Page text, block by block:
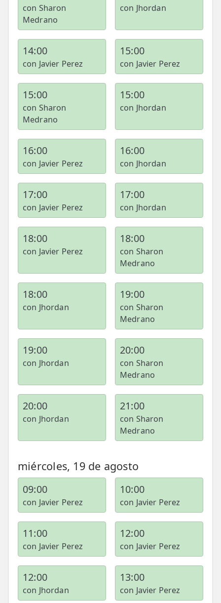
con Sharon
Medrano
con Jhordan
14:00
con Javier Perez
15:00
con Javier Perez
15:00
con Sharon
Medrano
15:00
con Jhordan
16:00
con Javier Perez
16:00
con Jhordan
17:00
con Javier Perez
17:00
con Jhordan
18:00
con Javier Perez
18:00
con Sharon
Medrano
18:00
con Jhordan
19:00
con Sharon
Medrano
19:00
con Jhordan
20:00
con Sharon
Medrano
20:00
con Jhordan
21:00
con Sharon
Medrano
miércoles, 19 de agosto
09:00
con Javier Perez
10:00
con Javier Perez
11:00
con Javier Perez
12:00
con Javier Perez
12:00
con Jhordan
13:00
con Javier Perez